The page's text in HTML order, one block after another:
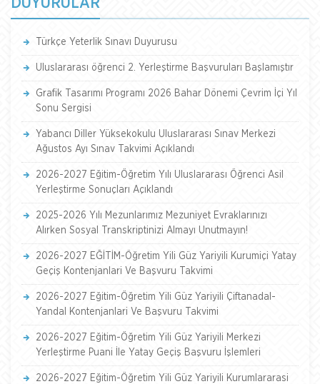
Türkçe Yeterlik Sınavı Duyurusu
Uluslararası öğrenci 2. Yerleştirme Başvuruları Başlamıştır
Grafik Tasarımı Programı 2026 Bahar Dönemi Çevrim İçi Yıl
Sonu Sergisi
Yabancı Diller Yüksekokulu Uluslararası Sınav Merkezi
Ağustos Ayı Sınav Takvimi Açıklandı
2026-2027 Eğitim-Öğretim Yılı Uluslararası Öğrenci Asil
Yerleştirme Sonuçları Açıklandı
2025-2026 Yılı Mezunlarımız Mezuniyet Evraklarınızı
Alırken Sosyal Transkriptinizi Almayı Unutmayın!
2026-2027 EĞİTİM-Öğretim Yili Güz Yariyili Kurumiçi Yatay
Geçiş Kontenjanlari Ve Başvuru Takvimi
2026-2027 Eğitim-Öğretim Yili Güz Yariyili Çiftanadal-
Yandal Kontenjanlari Ve Başvuru Takvimi
2026-2027 Eğitim-Öğretim Yili Güz Yariyili Merkezi
Yerleştirme Puani İle Yatay Geçiş Başvuru İşlemleri
2026-2027 Eğitim-Öğretim Yili Güz Yariyili Kurumlararasi